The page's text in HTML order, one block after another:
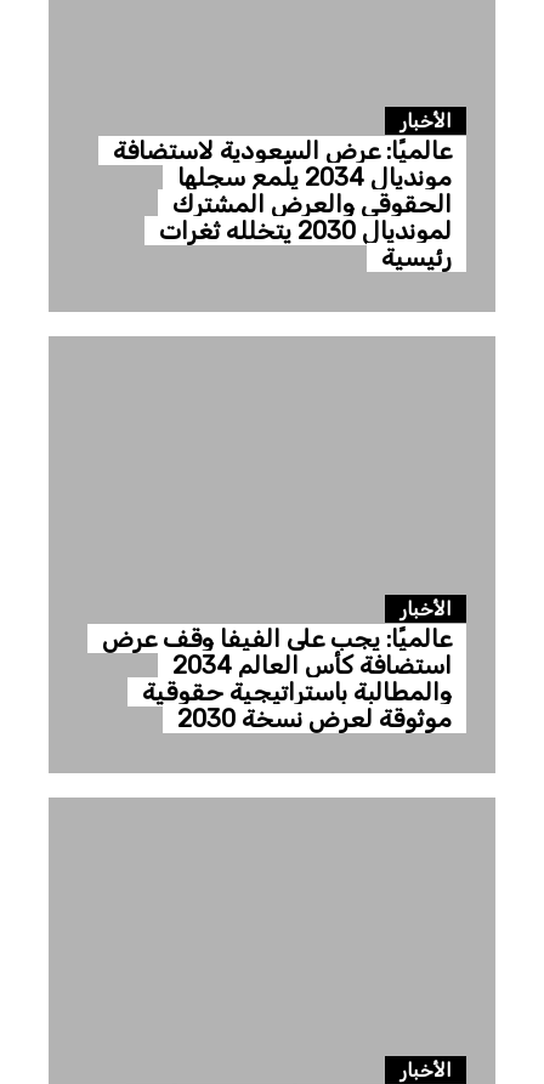
الأخبار
عالميًا: عرض السعودية لاستضافة
مونديال 2034 يلّمع سجلها
الحقوقي والعرض المشترك
لمونديال 2030 يتخلله ثغرات
رئيسية
الأخبار
عالميًا: يجب على الفيفا وقف عرض
استضافة كأس العالم 2034
والمطالبة باستراتيجية حقوقية
موثوقة لعرض نسخة 2030
الأخبار